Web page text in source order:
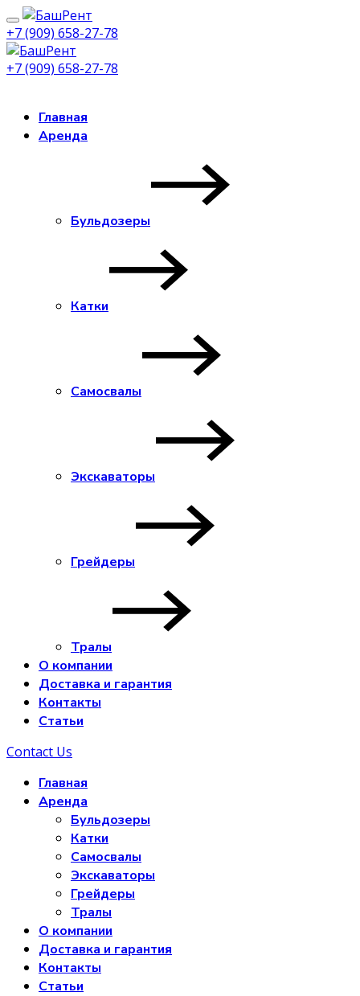
+7 (909) 658-27-78
+7 (909) 658-27-78
Главная
Аренда
Бульдозеры
Катки
Самосвалы
Экскаваторы
Грейдеры
Тралы
О компании
Доставка и гарантия
Контакты
Статьи
Contact Us
Главная
Аренда
Бульдозеры
Катки
Самосвалы
Экскаваторы
Грейдеры
Тралы
О компании
Доставка и гарантия
Контакты
Статьи